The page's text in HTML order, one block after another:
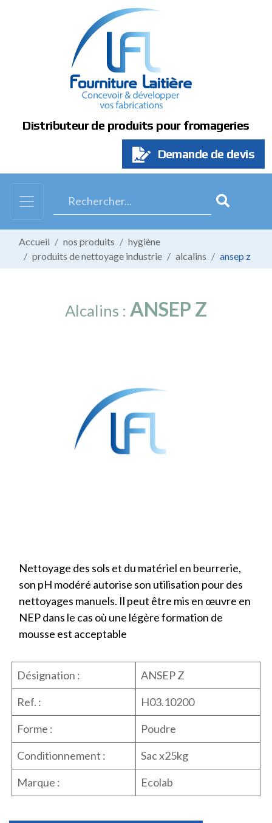
Distributeur de produits pour fromageries
Demande de devis
Accueil nos produits
hygiène
produits de nettoyage industrie
alcalins ansep z
Alcalins : ANSEP Z
Nettoyage des sols et du matériel en beurrerie,
son pH modéré autorise son utilisation pour des
nettoyages manuels. Il peut être mis en œuvre en
NEP dans le cas où une légère formation de
mousse est acceptable
Désignation :
ANSEP Z
Ref. :
H03.10200
Forme :
Poudre
Conditionnement :
Sac x25kg
Marque :
Ecolab
Panneau de gestion des cookies